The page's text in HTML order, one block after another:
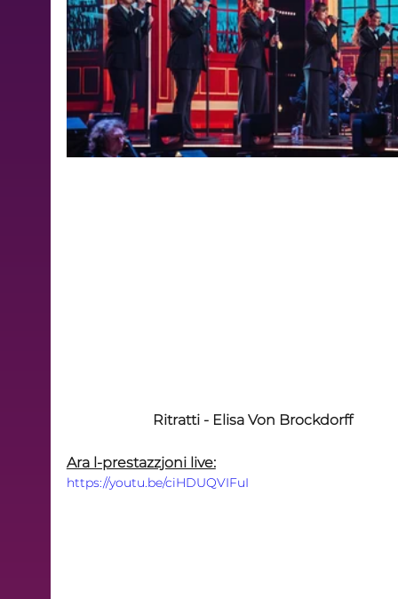
Ritratti - Elisa Von Brockdorff
Ara l-prestazzjoni live:
https://youtu.be/ciHDUQVIFuI